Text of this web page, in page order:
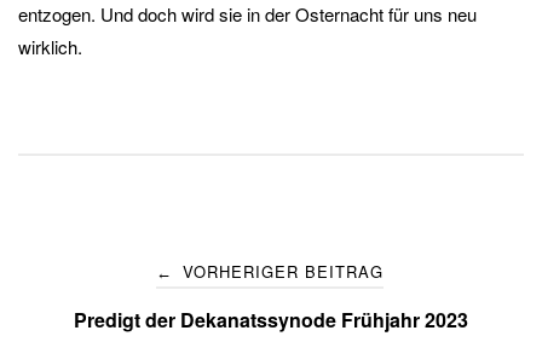
entzogen. Und doch wird sie in der Osternacht für uns neu
wirklich.
navigation
← VORHERIGER BEITRAG
Predigt der Dekanatssynode Frühjahr 2023